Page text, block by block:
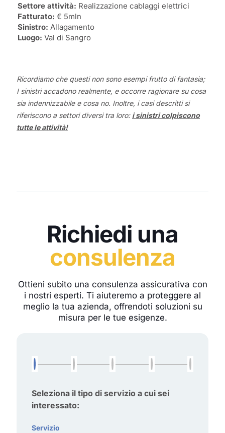
Settore attività: Realizzazione cablaggi elettrici
Fatturato: € 5mln
Sinistro: Allagamento
Luogo: Val di Sangro
Ricordiamo che questi non sono esempi frutto di fantasia;
I sinistri accadono realmente, e occorre ragionare su cosa
sia indennizzabile e cosa no. Inoltre, i casi descritti si
riferiscono a settori diversi tra loro: i sinistri colpiscono
tutte le attività!
Richiedi una
consulenza
Ottieni subito una consulenza assicurativa con
i nostri esperti. Ti aiuteremo a proteggere al
meglio la tua azienda, offrendoti soluzioni su
misura per le tue esigenze.
Seleziona il tipo di servizio a cui sei
interessato:
Servizio